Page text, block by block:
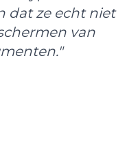
dat ze echt niet
van